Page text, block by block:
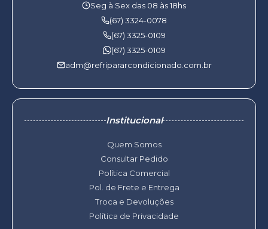
Seg à Sex das 08 às 18hs
(67) 3324-0078
(67) 3325-0109
(67) 3325-0109
adm@refripararcondicionado.com.br
Institucional
Quem Somos
Consultar Pedido
Política Comercial
Pol. de Frete e Entrega
Troca e Devoluções
Política de Privacidade